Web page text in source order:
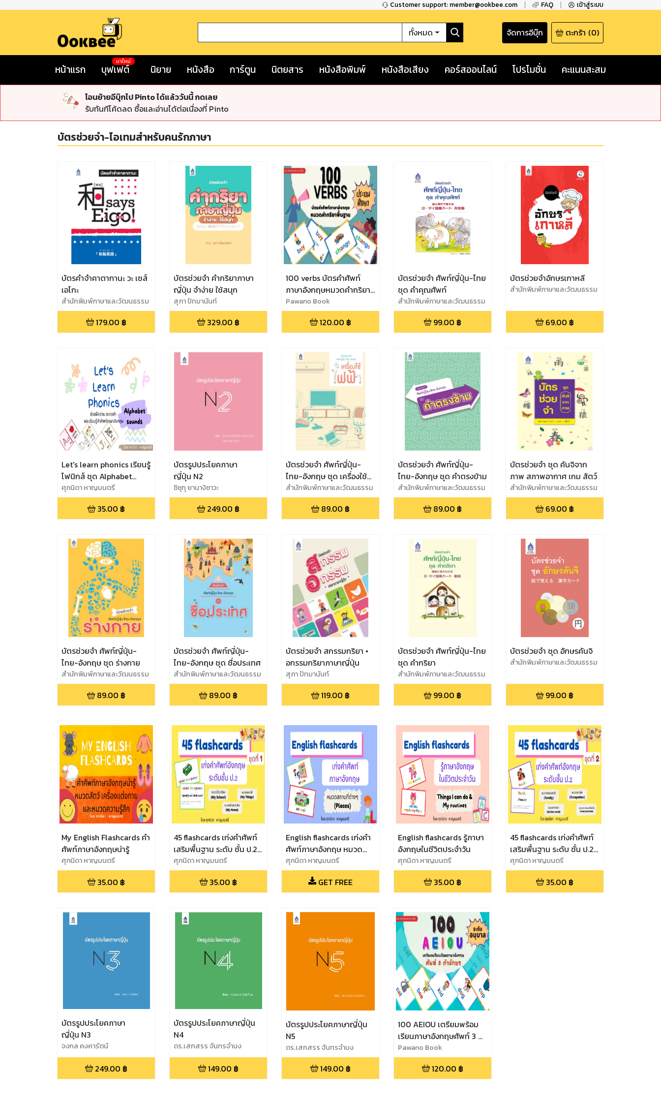
Customer support: member@ookbee.com FAQ เข้าสู่ระบบ
ทั้งหมด จัดการอีบุ๊ก ตะกร้า (0)
หน้าแรก บุฟเฟต์
มาใหม่
นิยาย หนังสือ การ์ตูน นิตยสาร หนังสือพิมพ์ หนังสือเสียง คอร์สออนไลน์ โปรโมชั่น คะแนนสะสม
โอนย้ายอีบุ๊กไป Pinto ได้แล้ววันนี้ กดเลย
รับทันทีโค้ดลด ซื้อและอ่านได้ต่อเนื่องที่ Pinto
บัตรช่วยจำ-ไอเทมสำหรับคนรักภาษา
บัตรคำจำคาตากานะ วะ เซส์
เอโกะ
สำนักพิมพ์ภาษาและวัฒนธรรม
179.00 ฿
บัตรช่วยจำ คำกริยาภาษา
ญี่ปุ่น จำง่าย ใช้สนุก
สุภา ปัทมานันท์
329.00 ฿
100 verbs บัตรคำศัพท์
ภาษาอังกฤษหมวดคำกริยา
พื้นฐาน ประถมศึกษา
Pawano Book
120.00 ฿
บัตรช่วยจำ ศัพท์ญี่ปุ่น-ไทย
ชุด คำคุณศัพท์
สำนักพิมพ์ภาษาและวัฒนธรรม
99.00 ฿
บัตรช่วยจำอักษรเกาหลี
สำนักพิมพ์ภาษาและวัฒนธรรม
69.00 ฿
Let's learn phonics เรียนรู้
โฟนิกส์ ชุด Alphabet
Sounds
ศุภนิดา หาญมนตรี
35.00 ฿
บัตรรูปประโยคภาษา
ญี่ปุ่น N2
ชิซุกุ ยานางิซาวะ
249.00 ฿
บัตรช่วยจำ ศัพท์ญี่ปุ่น-
ไทย-อังกฤษ ชุด เครื่องใช้
ไฟฟ้า
สำนักพิมพ์ภาษาและวัฒนธรรม
89.00 ฿
บัตรช่วยจำ ศัพท์ญี่ปุ่น-
ไทย-อังกฤษ ชุด คำตรงข้าม
สำนักพิมพ์ภาษาและวัฒนธรรม
89.00 ฿
บัตรช่วยจำ ชุด คันจิจาก
ภาพ สภาพอากาศ เกม สัตว์
สำนักพิมพ์ภาษาและวัฒนธรรม
69.00 ฿
บัตรช่วยจำ ศัพท์ญี่ปุ่น-
ไทย-อังกฤษ ชุด ร่างกาย
สำนักพิมพ์ภาษาและวัฒนธรรม
89.00 ฿
บัตรช่วยจำ ศัพท์ญี่ปุ่น-
ไทย-อังกฤษ ชุด ชื่อประเทศ
สำนักพิมพ์ภาษาและวัฒนธรรม
89.00 ฿
บัตรช่วยจำ สกรรมกริยา •
อกรรมกริยาภาษาญี่ปุ่น
สุภา ปัทมานันท์
119.00 ฿
บัตรช่วยจำ ศัพท์ญี่ปุ่น-ไทย
ชุด คำกริยา
สำนักพิมพ์ภาษาและวัฒนธรรม
99.00 ฿
บัตรช่วยจำ ชุด อักษรคันจิ
สำนักพิมพ์ภาษาและวัฒนธรรม
99.00 ฿
My English Flashcards คำ
ศัพท์ภาษาอังกฤษน่ารู้
ศุภนิดา หาญมนตรี
35.00 ฿
45 flashcards เก่งคำศัพท์
เสริมพื้นฐาน ระดับ ชั้น ป.2
ชุดที่ 1
ศุภนิดา หาญมนตรี
35.00 ฿
English flashcards เก่งคำ
ศัพท์ภาษาอังกฤษ หมวด
สถานที่ต่างๆ
ศุภนิดา หาญมนตรี
GET FREE
English flashcards รู้ภาษา
อังกฤษในชีวิตประจำวัน
ศุภนิดา หาญมนตรี
35.00 ฿
45 flashcards เก่งคำศัพท์
เสริมพื้นฐาน ระดับ ชั้น ป.2
ชุดที่ 2
ศุภนิดา หาญมนตรี
35.00 ฿
บัตรรูปประโยคภาษา
ญี่ปุ่น N3
จงกล คงคารัตน์
249.00 ฿
บัตรรูปประโยคภาษาญี่ปุ่น
N4
ดร.เสกสรร จันทรจำนง
149.00 ฿
บัตรรูปประโยคภาษาญี่ปุ่น
N5
ดร.เสกสรร จันทรจำนง
149.00 ฿
100 AEIOU เตรียมพร้อม
เรียนภาษาอังกฤษศัพท์ 3 ตัว
อักษรระดับอนุบาล
Pawano Book
120.00 ฿